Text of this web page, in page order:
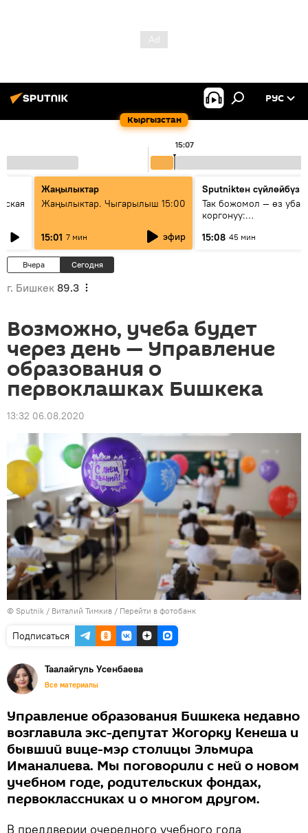
Кыргызстан
РУС
15:07
Жаңылыктар
Жаңылыктар. Чыгарылыш 15:00
15:01 7 мин эфир
Sputnikteн сүйлөйбүз
Так божомол — өз
коргонуу:
кантип өркүндөтүлүүдө
15:08 45 мин
Вчера Сегодня
г. Бишкек 89.3
Возможно, учеба будет
через день — Управление
образования о
первоклашках Бишкека
13:32 06.08.2020
© Sputnik / Виталий Тимкив / Перейти в фотобанк
Подписаться
Таалайгуль Усенбаева
Все материалы
Управление образования Бишкека недавно
возглавила экс-депутат Жогорку Кенеша и
бывший вице-мэр столицы Эльмира
Иманалиева. Мы поговорили с ней о новом
учебном годе, родительских фондах,
первоклассниках и о многом другом.
В преддверии очередного учебного года